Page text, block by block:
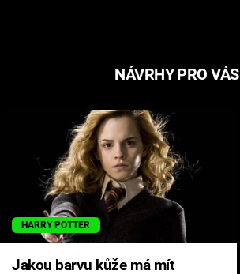
NÁVRHY PRO VÁS
HARRY POTTER
Jakou barvu kůže má mít